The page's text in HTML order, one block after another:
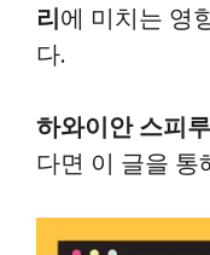
리에 미치는 영
다.
하와이안 스피
다면 이 글을 통